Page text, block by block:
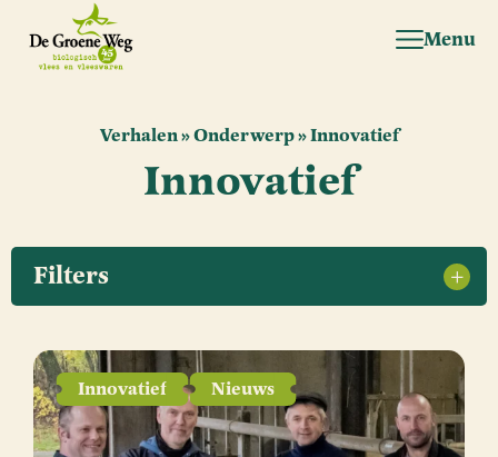
Menu
Verhalen»Onderwerp»Innovatief
Innovatief
Filters
Innovatief Nieuws